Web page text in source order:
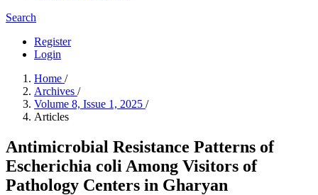
Search
Register
Login
Home /
Archives /
Volume 8, Issue 1, 2025 /
Articles
Antimicrobial Resistance Patterns of
Escherichia coli Among Visitors of
Pathology Centers in Gharyan